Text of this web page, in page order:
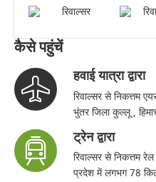
कैसे पहुंचें
हवाई यात्रा द्वारा
रिवाल्सर से निकत्तम
भुंतर जिला कुल्लू ,
ट्रेन द्वारा
रिवाल्सर से निकत्तम
प्रदेश में लगभग 78